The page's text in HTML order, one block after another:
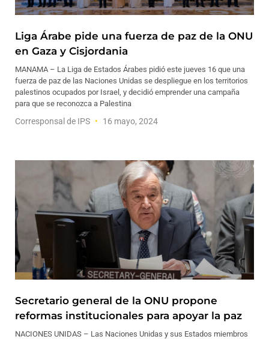
Liga Árabe pide una fuerza de paz de la ONU
en Gaza y Cisjordania
MANAMA – La Liga de Estados Árabes pidió este jueves 16 que una
fuerza de paz de las Naciones Unidas se despliegue en los territorios
palestinos ocupados por Israel, y decidió emprender una campaña
para que se reconozca a Palestina
Corresponsal de IPS 16 mayo, 2024
Secretario general de la ONU propone
reformas institucionales para apoyar la paz
NACIONES UNIDAS – Las Naciones Unidas y sus Estados miembros